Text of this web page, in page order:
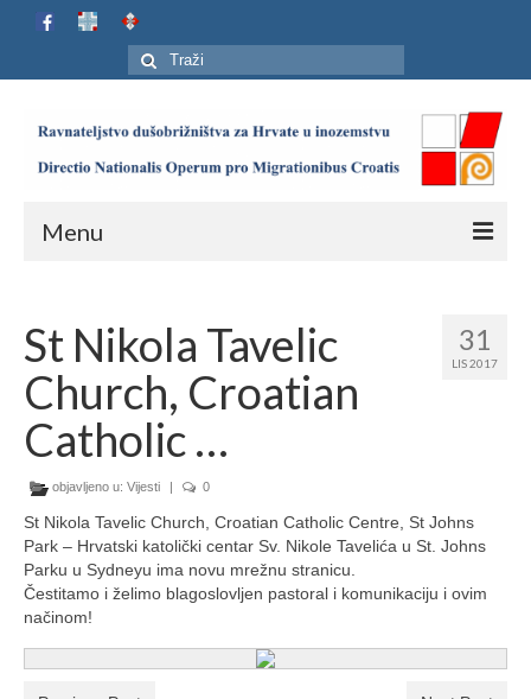
Search
for:
Menu
Ustroj
Adresar
Karta
Jubilej HIP-a
Ljetna škola
Kontakt
31
LIS 2017
St Nikola Tavelic
Church, Croatian
Catholic …
objavljeno u: Vijesti | 0
St Nikola Tavelic Church, Croatian Catholic Centre, St Johns
Park – Hrvatski katolički centar Sv. Nikole Tavelića u St. Johns
Parku u Sydneyu ima novu mrežnu stranicu.
Čestitamo i želimo blagoslovljen pastoral i komunikaciju i ovim
načinom!